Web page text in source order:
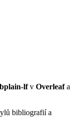
lfv Overleafa
bibliografií a